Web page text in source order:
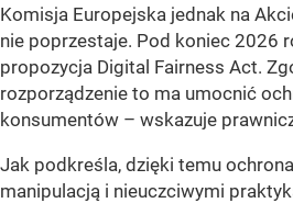
Komisja Europejska jednak na
nie poprzestaje. Pod koniec 2026
propozycja Digital Fairness Act.
rozporządzenie to ma umocnić
konsumentów – wskazuje
Jak podkreśla, dzięki temu
manipulacją i nieuczciwymi